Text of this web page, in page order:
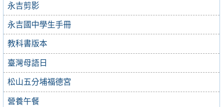
永吉剪影
永吉國中學生手冊
教科書版本
臺灣母語日
松山五分埔福德宮
營養午餐